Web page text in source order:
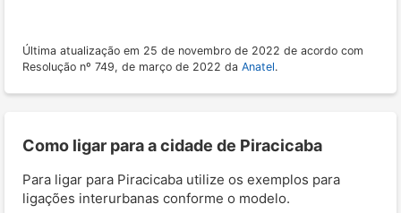
Última atualização em 25 de novembro de 2022 de acordo com
Resolução nº 749, de março de 2022 da Anatel.
Como ligar para a cidade de Piracicaba
Para ligar para Piracicaba utilize os exemplos para
ligações interurbanas conforme o modelo.